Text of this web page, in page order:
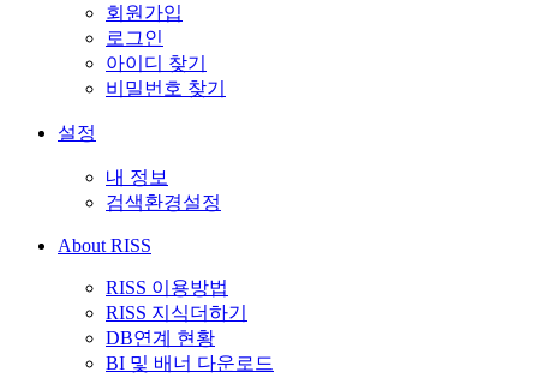
회원가입
로그인
아이디 찾기
비밀번호 찾기
설정
내 정보
검색환경설정
About RISS
RISS 이용방법
RISS 지식더하기
DB연계 현황
BI 및 배너 다운로드